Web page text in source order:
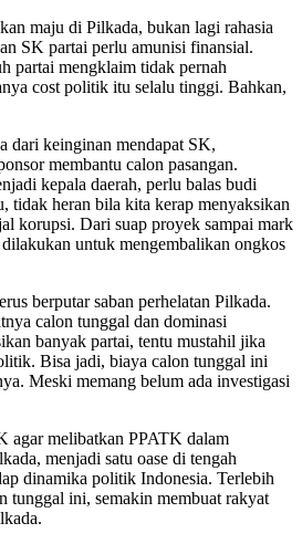
maju di Pilkada, bukan lagi rahasia
SK partai perlu amunisi finansial.
partai mengklaim tidak pernah
cost politik itu selalu tinggi. Bahkan,
dari keinginan mendapat SK,
membantu calon pasangan.
kepala daerah, perlu balas budi
tidak heran bila kita kerap menyaksikan
korupsi. Dari suap proyek sampai mark
untuk mengembalikan ongkos
berputar saban perhelatan Pilkada.
calon tunggal dan dominasi
banyak partai, tentu mustahil jika
Bisa jadi, biaya calon tunggal ini
Meski memang belum ada investigasi
agar melibatkan PPATK dalam
menjadi satu oase di tengah
dinamika politik Indonesia. Terlebih
tunggal ini, semakin membuat rakyat